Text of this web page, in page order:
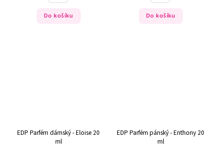
Do košíku Do košíku
EDP Parfém dámský - Eloise 20
ml
EDP Parfém pánský - Enthony 20
ml